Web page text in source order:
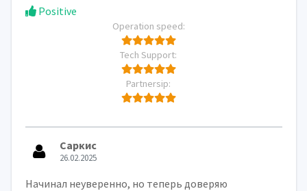
Positive
Operation speed:
Tech Support:
Partnersip:
Саркис
26.02.2025
Начинал неуверенно, но теперь доверяю